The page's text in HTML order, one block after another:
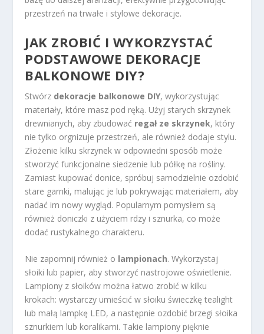
przestrzeń na trwałe i stylowe dekoracje.
JAK ZROBIĆ I WYKORZYSTAĆ
PODSTAWOWE DEKORACJE
BALKONOWE DIY?
Stwórz dekoracje balkonowe DIY, wykorzystując
materiały, które masz pod ręką. Użyj starych skrzynek
drewnianych, aby zbudować regał ze skrzynek, który
nie tylko orgnizuje przestrzeń, ale również dodaje stylu.
Złożenie kilku skrzynek w odpowiedni sposób może
stworzyć funkcjonalne siedzenie lub półkę na rośliny.
Zamiast kupować donice, spróbuj samodzielnie ozdobić
stare garnki, malując je lub pokrywając materiałem, aby
nadać im nowy wygląd. Popularnym pomysłem są
również doniczki z użyciem rdzy i sznurka, co może
dodać rustykalnego charakteru.
Nie zapomnij również o lampionach. Wykorzystaj
słoiki lub papier, aby stworzyć nastrojowe oświetlenie.
Lampiony z słoików można łatwo zrobić w kilku
krokach: wystarczy umieścić w słoiku świeczkę tealight
lub małą lampkę LED, a następnie ozdobić brzegi słoika
sznurkiem lub koralikami. Takie lampiony pięknie